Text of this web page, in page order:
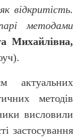
відкритість.
методами
Михайлівна,
актуальних
методів
висловили
застосування